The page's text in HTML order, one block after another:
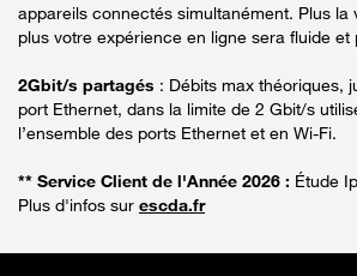
appareils connectés simultanément. Plus la
plus votre expérience en ligne sera fluide et
2Gbit/s partagés : Débits max théoriques,
port Ethernet, dans la limite de 2 Gbit/s
l’ensemble des ports Ethernet et en Wi-Fi.
** Service Client de l'Année 2026 : Étude
Plus d'infos sur escda.fr